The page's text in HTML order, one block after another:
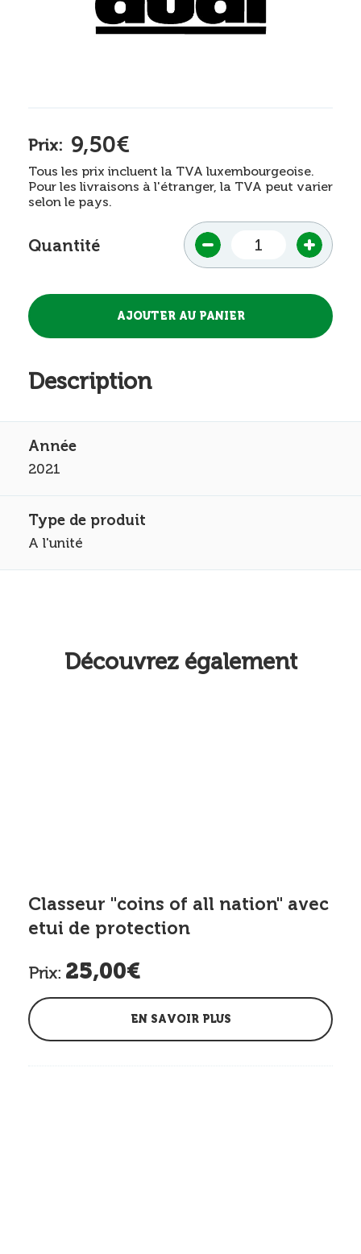
Prix: 9,50€
Tous les prix incluent la TVA luxembourgeoise.
Pour les livraisons à l'étranger, la TVA peut varier
selon le pays.
Quantité
Description
2021
A l'unité
Découvrez également
Classeur "coins of all nation" avec
etui de protection
Prix: 25,00€
EN SAVOIR PLUS